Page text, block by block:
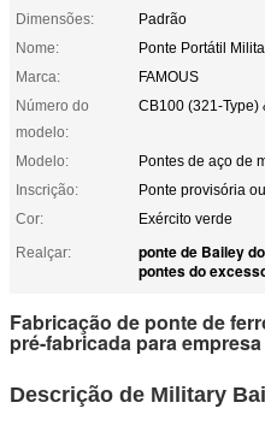
Dimensões:
Padrão
Nome:
Ponte Portátil
Marca:
FAMOUS
Número do
modelo:
CB100 (321-Type)
Modelo:
Pontes de aço de
Inscrição:
Ponte provisória
Cor:
Exército verde
Realçar:
ponte de Bailey
pontes do
Fabricação de ponte de
pré-fabricada para
Descrição de Military